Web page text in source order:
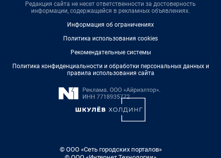
Редакция сайта не несет ответственности за достоверность
информации, содержащейся в рекламных объявлениях.
Информация об ограничениях
Политика использования cookies
Рекомендательные системы
Политика конфиденциальности и обработки персональных данных и
правила использования сайта
© ООО «Сеть городских порталов»